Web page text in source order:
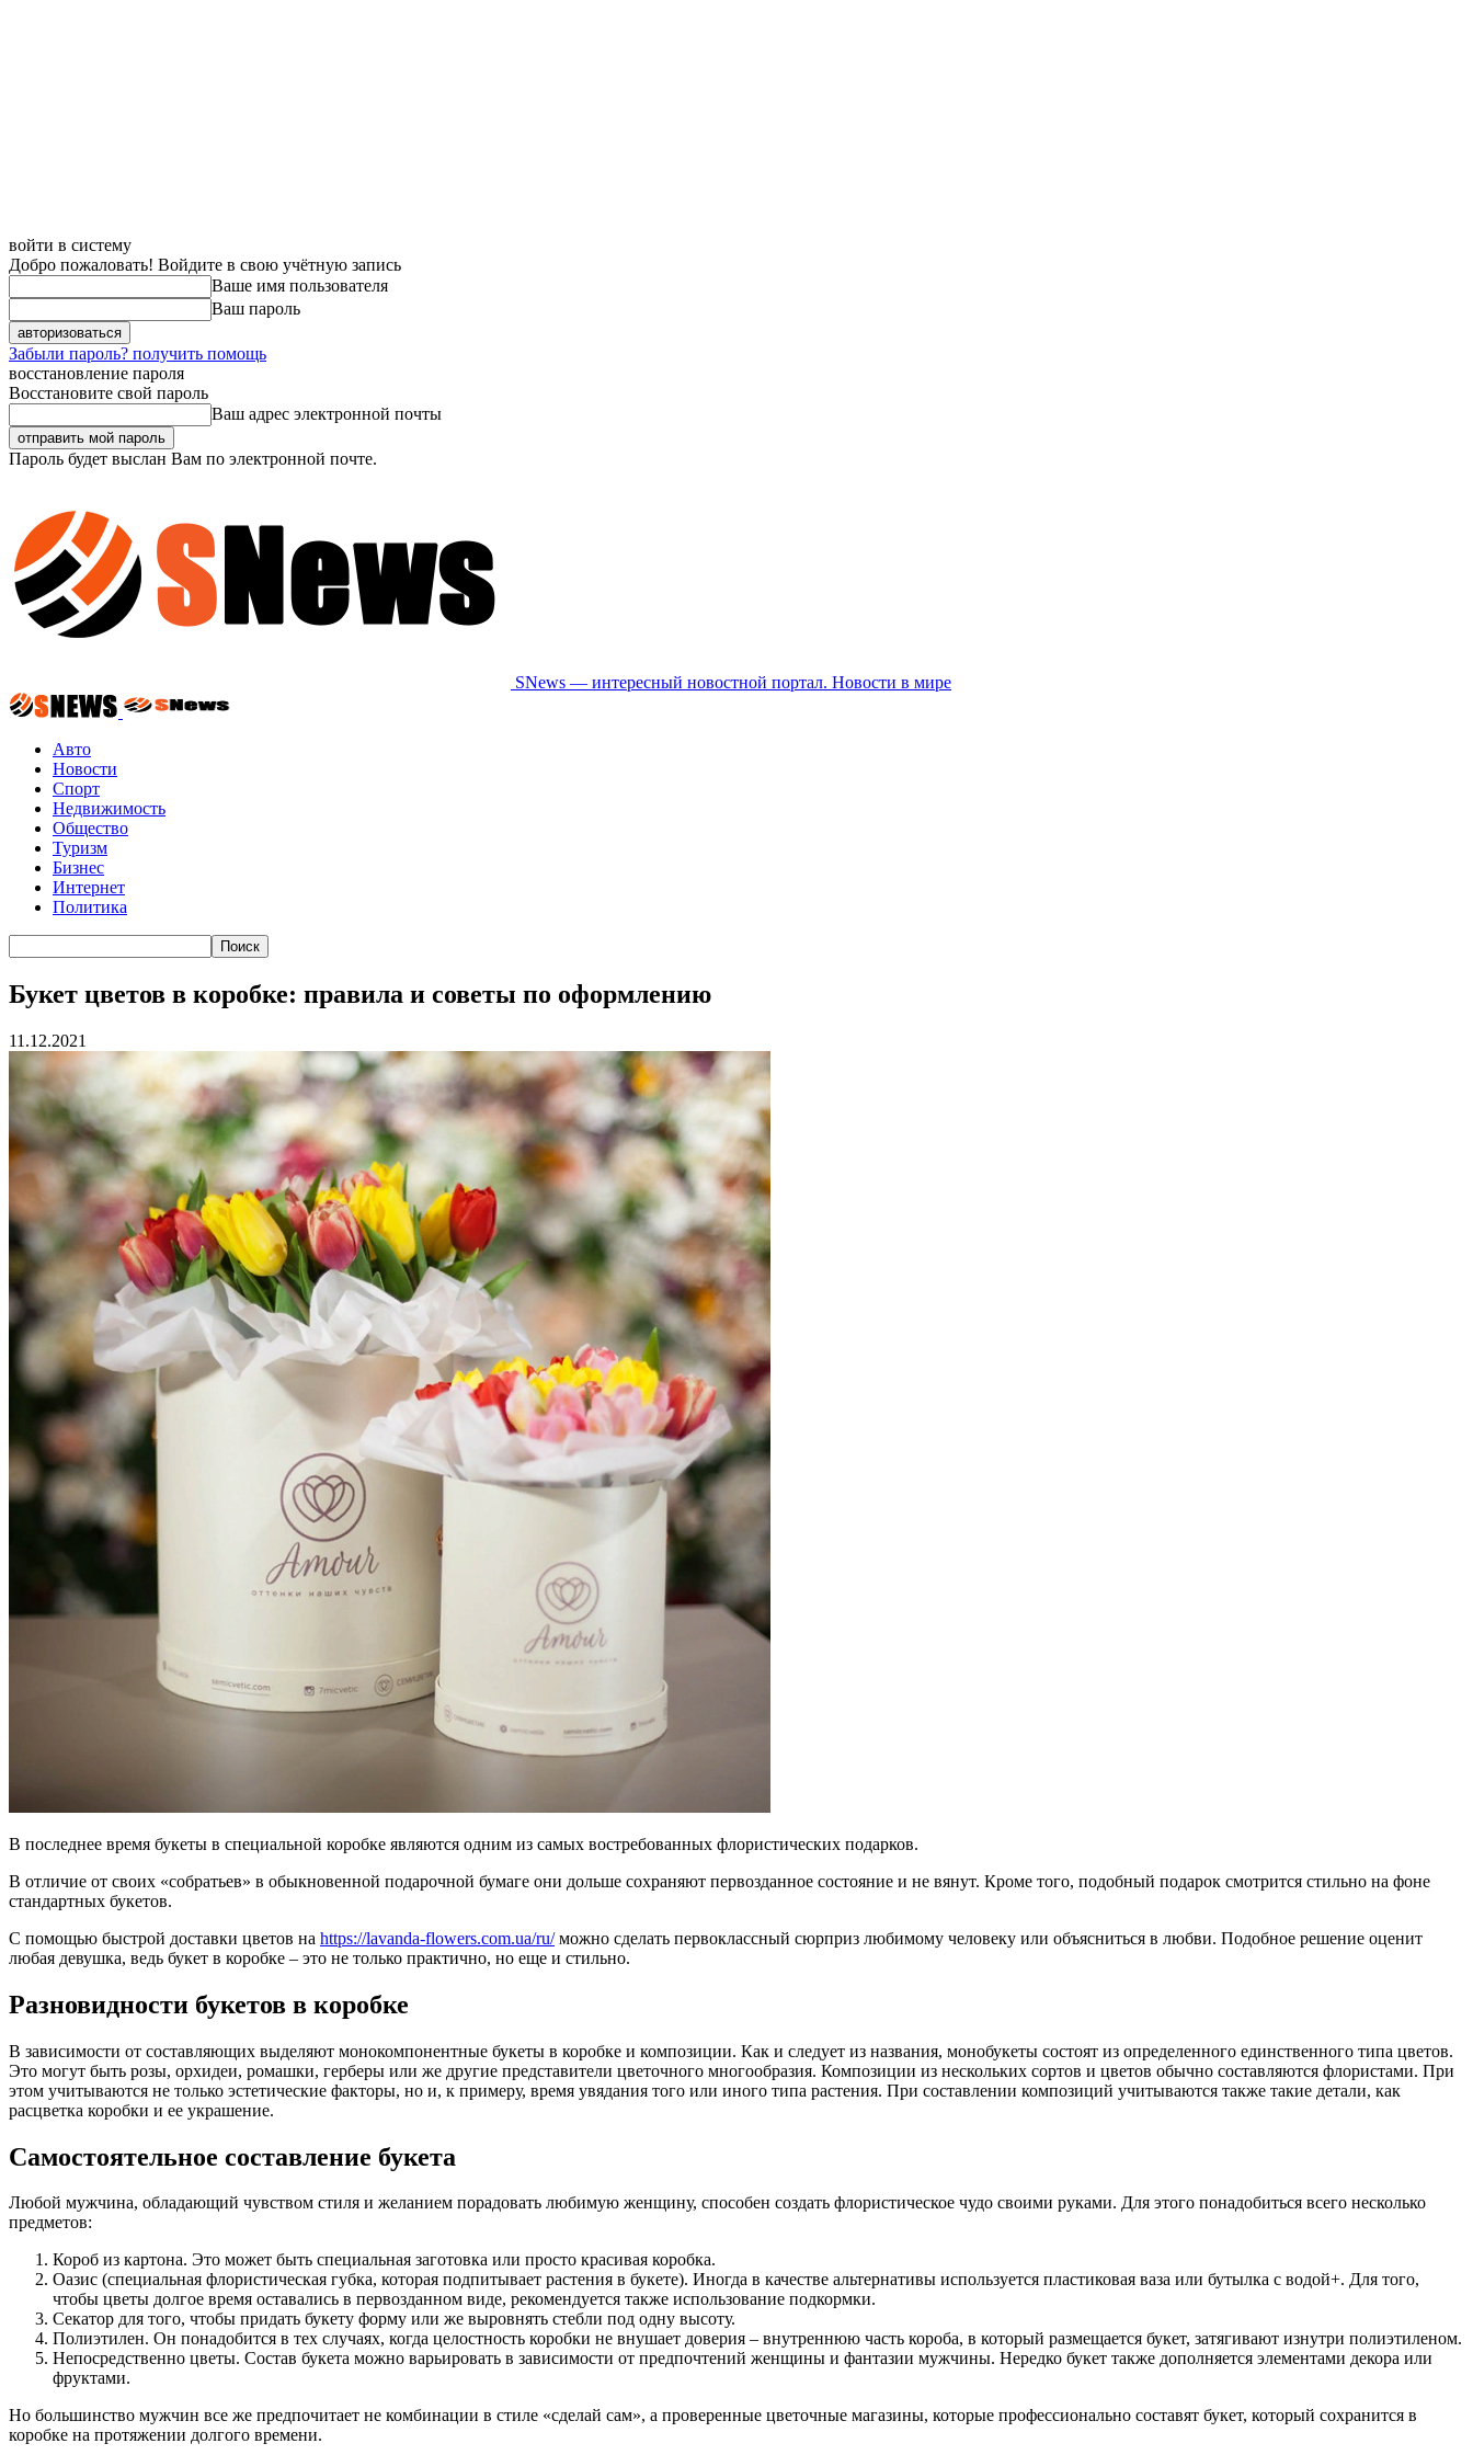
войти в систему
Добро пожаловать! Войдите в свою учётную запись
Ваше имя пользователя
Ваш пароль
Забыли пароль? получить помощь
восстановление пароля
Восстановите свой пароль
Ваш адрес электронной почты
Пароль будет выслан Вам по электронной почте.
SNews — интересный новостной портал. Новости в мире
Авто
Новости
Спорт
Недвижимость
Общество
Туризм
Бизнес
Интернет
Политика
Букет цветов в коробке: правила и советы по оформлению
11.12.2021
В последнее время букеты в специальной коробке являются одним из самых востребованных флористических подарков.
В отличие от своих «собратьев» в обыкновенной подарочной бумаге они дольше сохраняют первозданное состояние и не вянут. Кроме того, подобный подарок смотрится стильно на фоне
стандартных букетов.
С помощью быстрой доставки цветов на https://lavanda-flowers.com.ua/ru/можно сделать первоклассный сюрприз любимому человеку или объясниться в любви. Подобное решение оценит
любая девушка, ведь букет в коробке – это не только практично, но еще и стильно.
Разновидности букетов в коробке
В зависимости от составляющих выделяют монокомпонентные букеты в коробке и композиции. Как и следует из названия, монобукеты состоят из определенного единственного типа цветов.
Это могут быть розы, орхидеи, ромашки, герберы или же другие представители цветочного многообразия. Композиции из нескольких сортов и цветов обычно составляются флористами. При
этом учитываются не только эстетические факторы, но и, к примеру, время увядания того или иного типа растения. При составлении композиций учитываются также такие детали, как
расцветка коробки и ее украшение.
Самостоятельное составление букета
Любой мужчина, обладающий чувством стиля и желанием порадовать любимую женщину, способен создать флористическое чудо своими руками. Для этого понадобиться всего несколько
предметов:
Короб из картона. Это может быть специальная заготовка или просто красивая коробка.
Оазис (специальная флористическая губка, которая подпитывает растения в букете). Иногда в качестве альтернативы используется пластиковая ваза или бутылка с водой+. Для того,
чтобы цветы долгое время оставались в первозданном виде, рекомендуется также использование подкормки.
Секатор для того, чтобы придать букету форму или же выровнять стебли под одну высоту.
Полиэтилен. Он понадобится в тех случаях, когда целостность коробки не внушает доверия – внутреннюю часть короба, в который размещается букет, затягивают изнутри полиэтиленом.
Непосредственно цветы. Состав букета можно варьировать в зависимости от предпочтений женщины и фантазии мужчины. Нередко букет также дополняется элементами декора или
фруктами.
Но большинство мужчин все же предпочитает не комбинации в стиле «сделай сам», а проверенные цветочные магазины, которые профессионально составят букет, который сохранится в
коробке на протяжении долгого времени.